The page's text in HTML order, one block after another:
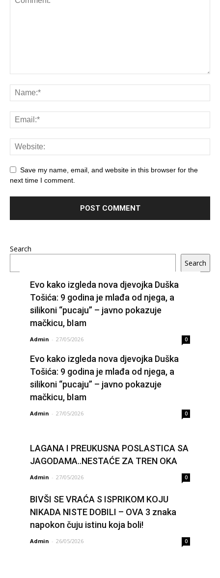
Save my name, email, and website in this browser for the
next time I comment.
Search
Search
Evo kako izgleda nova djevojka Duška
Tošića: 9 godina je mlađa od njega, a
silikoni “pucaju” – javno pokazuje
mačkicu, bIam
Admin - 27/05/2026 0
Evo kako izgleda nova djevojka Duška
Tošića: 9 godina je mlađa od njega, a
silikoni “pucaju” – javno pokazuje
mačkicu, bIam
Admin - 27/05/2026 0
LAGANA I PREUKUSNA POSLASTICA SA
JAGODAMA..NESTAĆE ZA TREN OKA
Admin - 27/05/2026 0
BIVŠI SE VRAĆA S ISPRIKOM KOJU
NIKADA NISTE DOBILI – OVA 3 znaka
napokon čuju istinu koja boli!
Admin - 26/05/2026 0